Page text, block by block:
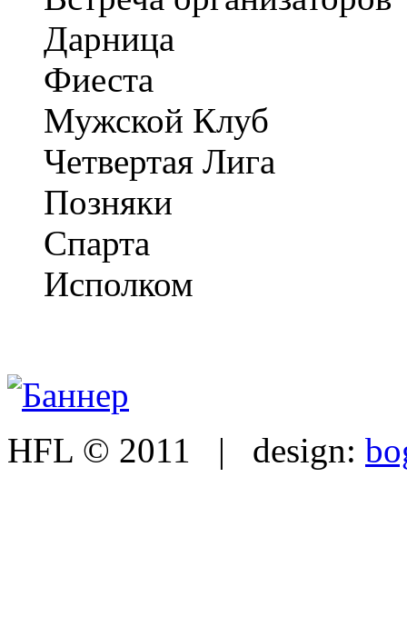
Дарница
Фиеста
Мужской Клуб
Четвертая Лига
Позняки
Спарта
Исполком
HFL © 2011 | design: